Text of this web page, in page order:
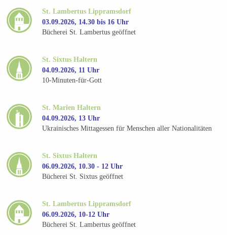
St. Lambertus Lippramsdorf
03.09.2026, 14.30 bis 16 Uhr
Bücherei St. Lambertus geöffnet
St. Sixtus Haltern
04.09.2026, 11 Uhr
10-Minuten-für-Gott
St. Marien Haltern
04.09.2026, 13 Uhr
Ukrainisches Mittagessen für Menschen aller Nationalitäten
St. Sixtus Haltern
06.09.2026, 10.30 - 12 Uhr
Bücherei St. Sixtus geöffnet
St. Lambertus Lippramsdorf
06.09.2026, 10-12 Uhr
Bücherei St. Lambertus geöffnet